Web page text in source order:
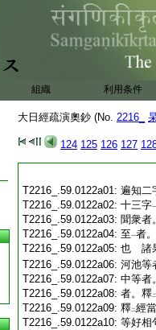
組織 利用条件
大日經疏演奧鈔 (No. 2216_
124 125 126 127
T2216_.59.0122a01: 遍知二
T2216_.59.0122a02: 十三字一
T2216_.59.0122a03: 聞衆者
T2216_.59.0122a04: 至一者
T2216_.59.0122a05: 也 諸
T2216_.59.0122a06: 河池等
T2216_.59.0122a07: 中等者
T2216_.59.0122a08: 者。釋二
T2216_.59.0122a09: 釋二經
T2216_.59.0122a10: 等好相